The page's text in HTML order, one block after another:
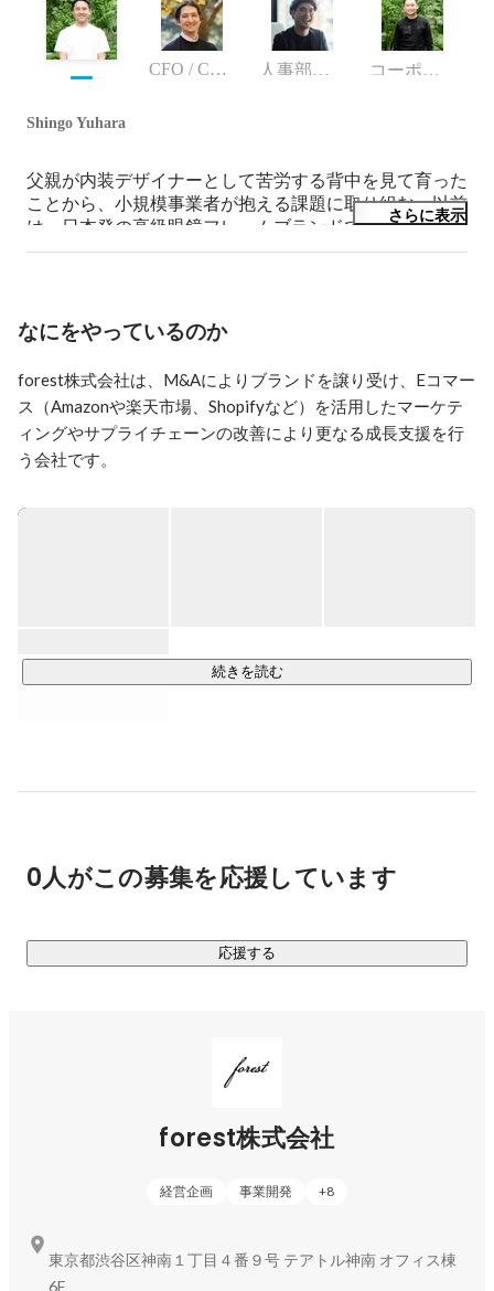
CFO / Co-Founder 人事部人事部長 コーポレート・スタッフ
Shingo Yuhara
父親が内装デザイナーとして苦労する背中を見て育った
ことから、小規模事業者が抱える課題に取り組む。以前
は、日本発の高級眼鏡フレームブランドである株式会社
フォーナインズの役員、日本の光学技術を活かした半導
forest株式会社を起業。持続性が高く良質な日本の商品
をforestにて譲り受け、各領域のエキスパートが力を合
さらに表示
なにをやっているのか
forest株式会社は、M&Aによりブランドを譲り受け、Eコマー
ス（Amazonや楽天市場、Shopifyなど）を活用したマーケテ
ィングやサプライチェーンの改善により更なる成長支援を行
う会社です。
日本企画の消費財や伝統工芸品にこだわり承継を進めてお
く評価頂いており、2023年シリーズAを完了し累計調達額が
業グループとなることで、日本の課題であるモノづくり産業
の活性化を実現します。
続きを読む
0人がこの募集を応援しています
応援する
forest株式会社
経営企画 事業開発 +8
東京都渋谷区神南１丁目４番９号 テアトル神南 オフィス棟
6F